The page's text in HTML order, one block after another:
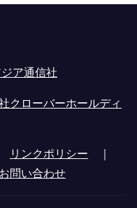
ア通信社
クローバーホールディ
リンクポリシー ｜
お問い合わせ